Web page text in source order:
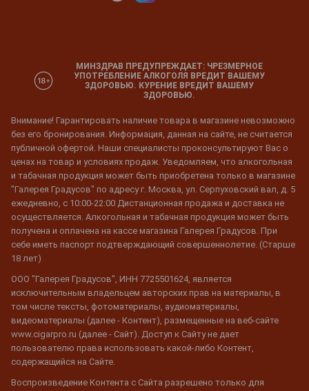
МИНЗДРАВ ПРЕДУПРЕЖДАЕТ: ЧРЕЗМЕРНОЕ
УПОТРЕБЛЕНИЕ АЛКОГОЛЯ ВРЕДИТ ВАШЕМУ
ЗДОРОВЬЮ. КУРЕНИЕ ВРЕДИТ ВАШЕМУ
ЗДОРОВЬЮ.
Внимание! Гарантировать наличие товара в магазине невозможно
без его бронирования. Информация, данная на сайте, не считается
публичной офертой. Наши специалисты проконсультируют Вас о
ценах на товар и условиях продаж. Уведомляем, что алкогольная
и табачная продукция может быть приобретена только в магазине
"Галерея Градусов" по адресу г. Москва, ул. Серпуховский вал, д. 5
ежедневно, с 10:00-22:00 Дистанционная продажа и доставка не
осуществляется. Алкогольная и табачная продукция может быть
получена и оплачена на кассе магазина Галерея Градусов. При
себе иметь паспорт подтверждающий совершеннолетие. (Старше
18 лет)
ООО "Галерея Градусов", ИНН 7725501624, является
исключительным владельцем авторских прав на материалы, в
том числе тексты, фотоматериалы, аудиоматериалы,
видеоматериалы (далее - Контент), размещенные на веб-сайте
www.cigarpro.ru (далее - Сайт). Доступ к Сайту не дает
пользователю права использовать какой-либо Контент,
содержащийся на Сайте.
Воспроизведение Контента с Сайта разрешено только для